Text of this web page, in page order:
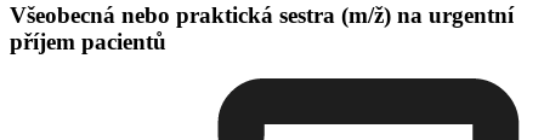
Všeobecná nebo praktická sestra (m/ž) na urgentní
příjem pacientů